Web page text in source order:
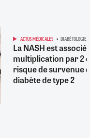
ACTUS MÉDICALES DIABÉTOLOGIE
La NASH est
multiplication par 2
risque de survenue
diabète de type 2